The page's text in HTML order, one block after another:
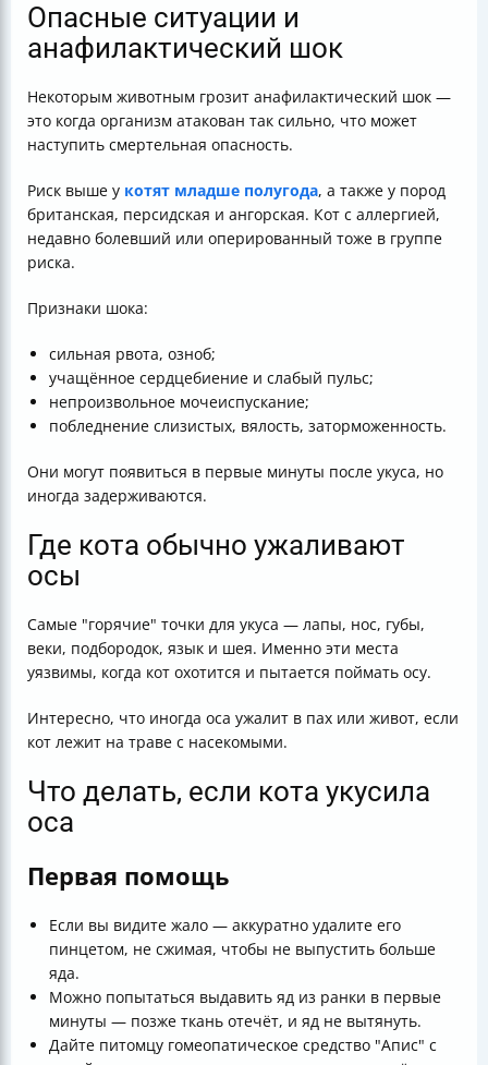
Опасные ситуации и
анафилактический шок
Некоторым животным грозит анафилактический шок —
это когда организм атакован так сильно, что может
наступить смертельная опасность.
Риск выше у котят младше полугода, а также у пород
британская, персидская и ангорская. Кот с аллергией,
недавно болевший или оперированный тоже в группе
риска.
Признаки шока:
сильная рвота, озноб;
учащённое сердцебиение и слабый пульс;
непроизвольное мочеиспускание;
побледнение слизистых, вялость, заторможенность.
Они могут появиться в первые минуты после укуса, но
иногда задерживаются.
Где кота обычно ужаливают
осы
Самые "горячие" точки для укуса — лапы, нос, губы,
веки, подбородок, язык и шея. Именно эти места
уязвимы, когда кот охотится и пытается поймать осу.
Интересно, что иногда оса ужалит в пах или живот, если
кот лежит на траве с насекомыми.
Что делать, если кота укусила
оса
Первая помощь
Если вы видите жало — аккуратно удалите его
пинцетом, не сжимая, чтобы не выпустить больше
яда.
Можно попытаться выдавить яд из ранки в первые
минуты — позже ткань отечёт, и яд не вытянуть.
Дайте питомцу гомеопатическое средство "Апис" с